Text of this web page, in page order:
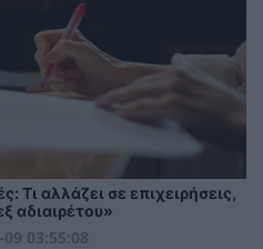
Τι αλλάζει σε επιχειρήσεις,
αδιαιρέτου»
03:55:08